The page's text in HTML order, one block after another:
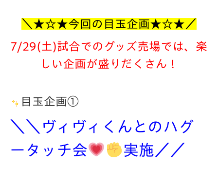
＼★☆★今回の目玉企画★☆★ ／
7/29(土)試合でのグッズ売場では、楽
しい企画が盛りだくさん！
目玉企画①
＼＼ヴィヴィくんとのハグ
ータッチ会
実施 ／／